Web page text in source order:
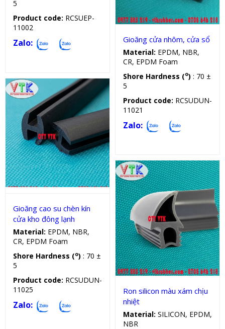
5
Product code: RCSUEP-
11002
Zalo: Gioăng cửa nhôm, cửa sổ
Material: EPDM, NBR,
CR, EPDM Foam
Shore Hardness (o) : 70 ±
5
Product code: RCSUDUN-
11021
Zalo:
Gioăng chịu lực, nhiệt, dầu
Gioăng cao su chèn kín
cửa kho đông lạnh
Material: EPDM, NBR,
CR, EPDM Foam
Shore Hardness (o) : 70 ±
5
Product code: RCSUDUN-
11025
Zalo:
Sản phẩm kỹ thuật
Ron silicon màu xám chịu
nhiệt
Material: SILICON, EPDM,
NBR